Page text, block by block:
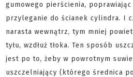
gumowego pierścienia,
przyleganie do ścianek cylindra. I
narasta wewnątrz, tym mniej
tyłu, wzdłuż tłoka. Ten sposób
jest po to, żeby w powrotnym
uszczelniający (którego średnica